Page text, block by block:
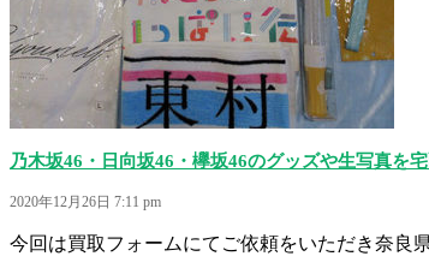
乃木坂46・日向坂46・欅坂46のグッズや生写真を
2020年12月26日 7:11 pm
今回は買取フォームにてご依頼をいただき奈良